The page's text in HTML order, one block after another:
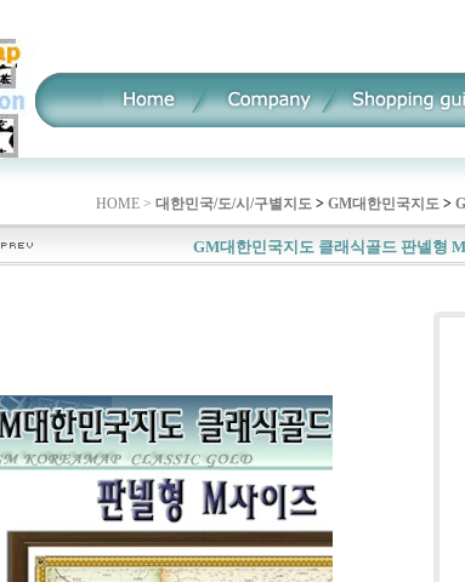
HOME > 대한민국/도/시/구별지도 > GM대한민국지도 >
GM대한민국지도 클래식골드 판넬형